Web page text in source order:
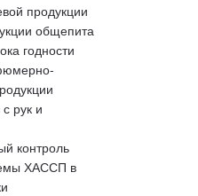
продукции
общепита
годности
рук и
контроль
ХАССП в